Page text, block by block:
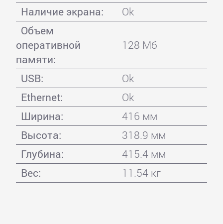
Наличие экрана:
Ok
Объем
оперативной
памяти:
128 Мб
USB:
Ok
Ethernet:
Ok
Ширина:
416 мм
Высота:
318.9 мм
Глубина:
415.4 мм
Вес:
11.54 кг